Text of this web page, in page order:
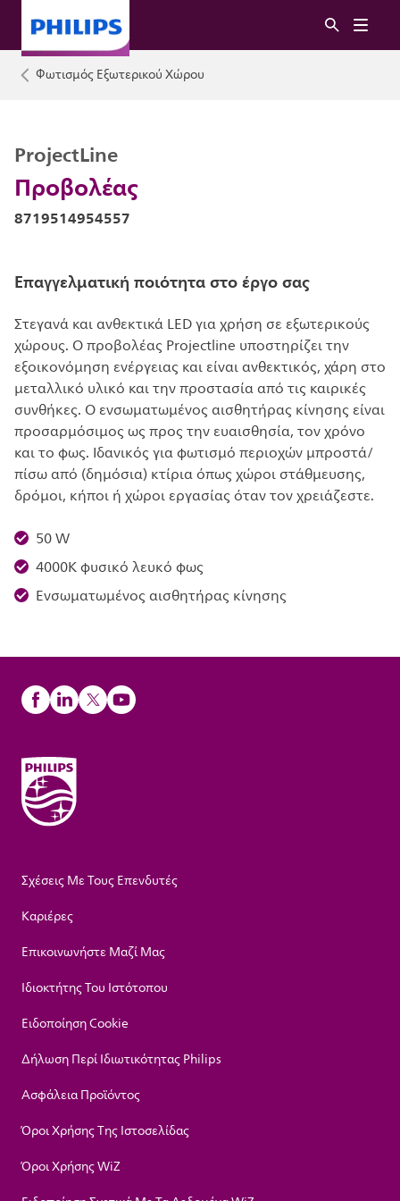
Φωτισμός Εξωτερικού Χώρου
Προβολέας
ProjectLine
8719514954557
Επαγγελματική ποιότητα στο έργο σας
Στεγανά και ανθεκτικά LED για χρήση σε εξωτερικούς
χώρους. Ο προβολέας Projectline υποστηρίζει την
εξοικονόμηση ενέργειας και είναι ανθεκτικός, χάρη στο
μεταλλικό υλικό και την προστασία από τις καιρικές
συνθήκες. Ο ενσωματωμένος αισθητήρας κίνησης είναι
προσαρμόσιμος ως προς την ευαισθησία, τον χρόνο
και το φως. Ιδανικός για φωτισμό περιοχών μπροστά/
πίσω από (δημόσια) κτίρια όπως χώροι στάθμευσης,
δρόμοι, κήποι ή χώροι εργασίας όταν τον χρειάζεστε.
50 W
4000Κ φυσικό λευκό φως
Ενσωματωμένος αισθητήρας κίνησης
Σχέσεις Με Τους Επενδυτές
Καριέρες
Επικοινωνήστε Μαζί Μας
Ιδιοκτήτης Του Ιστότοπου
Ειδοποίηση Cookie
Δήλωση Περί Ιδιωτικότητας Philips
Ασφάλεια Προϊόντος
Όροι Χρήσης Της Ιστοσελίδας
Όροι Χρήσης WiZ